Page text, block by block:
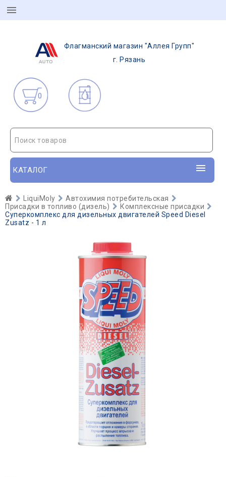
Флагманский магазин "Аллея Групп"
г. Рязань
0
Поиск товаров
КАТАЛОГ
LiquiMoly
Автохимия потребительская
Присадки в топливо (дизель)
Комплексные присадки
Суперкомплекс для дизельных двигателей Speed Diesel
Zusatz - 1 л